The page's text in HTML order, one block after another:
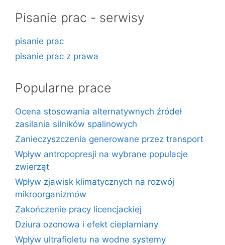
Pisanie prac - serwisy
pisanie prac
pisanie prac z prawa
Popularne prace
Ocena stosowania alternatywnych źródeł
zasilania silników spalinowych
Zanieczyszczenia generowane przez transport
Wpływ antropopresji na wybrane populacje
zwierząt
Wpływ zjawisk klimatycznych na rozwój
mikroorganizmów
Zakończenie pracy licencjackiej
Dziura ozonowa i efekt cieplarniany
Wpływ ultrafioletu na wodne systemy